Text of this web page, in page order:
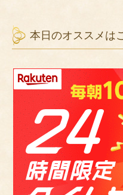
本日のオススメは